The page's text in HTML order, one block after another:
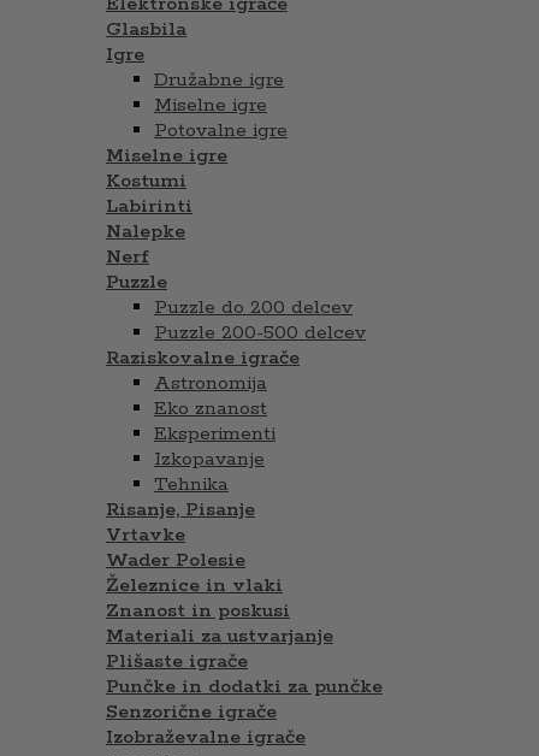
Glasbila
Igre
Družabne igre
Miselne igre
Potovalne igre
Miselne igre
Kostumi
Labirinti
Nalepke
Nerf
Puzzle
Puzzle do 200 delcev
Puzzle 200-500 delcev
Raziskovalne igrače
Astronomija
Eko znanost
Eksperimenti
Izkopavanje
Tehnika
Risanje, Pisanje
Vrtavke
Wader Polesie
Železnice in vlaki
Znanost in poskusi
Materiali za ustvarjanje
Plišaste igrače
Punčke in dodatki za punčke
Senzorične igrače
Izobraževalne igrače